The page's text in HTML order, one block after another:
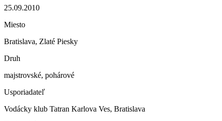
25.09.2010
Miesto
Bratislava, Zlaté Piesky
Druh
majstrovské, pohárové
Usporiadateľ
Vodácky klub Tatran Karlova Ves, Bratislava